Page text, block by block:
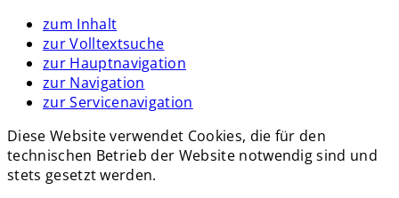
zum Inhalt
zur Volltextsuche
zur Hauptnavigation
zur Navigation
zur Servicenavigation
Diese Website verwendet Cookies, die für den
technischen Betrieb der Website notwendig sind und
stets gesetzt werden.